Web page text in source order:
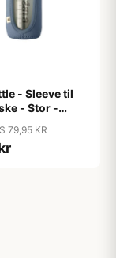
- Sleeve til
- Stor -
79,95 KR